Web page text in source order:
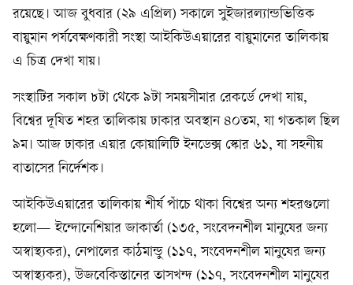
রয়েছে। আজ বুধবার (২৯ এপ্রিল) সকালে সুইজারল্যান্ডভিত্তিক
বায়ুমান পর্যবেক্ষণকারী সংস্থা আইকিউএয়ারের বায়ুমানের তালিকায়
এ চিত্র দেখা যায়।
সংস্থাটির সকাল ৮টা থেকে ৯টা সময়সীমার রেকর্ডে দেখা যায়,
বিশ্বের দূষিত শহর তালিকায় ঢাকার অবস্থান ৪০তম, যা গতকাল ছিল
৯ম। আজ ঢাকার এয়ার কোয়ালিটি ইনডেক্স স্কোর ৬১, যা সহনীয়
বাতাসের নির্দেশক।
আইকিউএয়ারের তালিকায় শীর্ষ পাঁচে থাকা বিশ্বের অন্য শহরগুলো
হলো— ইন্দোনেশিয়ার জাকার্তা (১৩৫, সংবেদনশীল মানুষের জন্য
অস্বাস্থ্যকর), নেপালের কাঠমান্ডু (১১৭, সংবেদনশীল মানুষের জন্য
অস্বাস্থ্যকর), উজবেকিস্তানের তাসখন্দ (১১৭, সংবেদনশীল মানুষের